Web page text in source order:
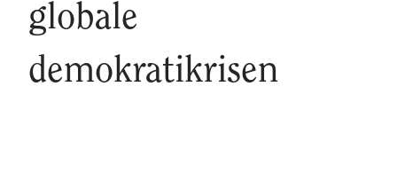
globale
demokratikrisen